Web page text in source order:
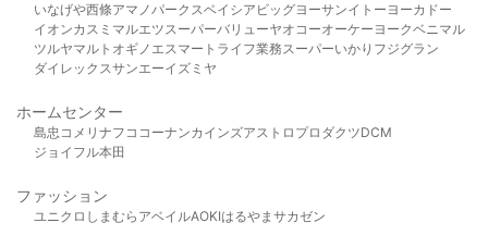
いなげや西條アマノパークスベイシア ビッグヨーサンイトーヨーカドー
イオンカスミ マルエツスーパーバリューヤオコーオーケー ヨークベニマル
ツルヤマルト オギノ エスマート ライフ業務スーパーいかり フジグラン
ダイレックスサンエーイズミヤ
ホームセンター
島忠 コメリ ナフコ コーナンカインズアストロプロダクツDCM
ジョイフル本田
ファッション
ユニクロ しまむら アベイルAOKIはるやま サカゼン